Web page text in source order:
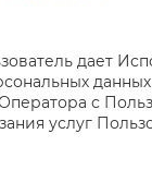
дает
с
услуг